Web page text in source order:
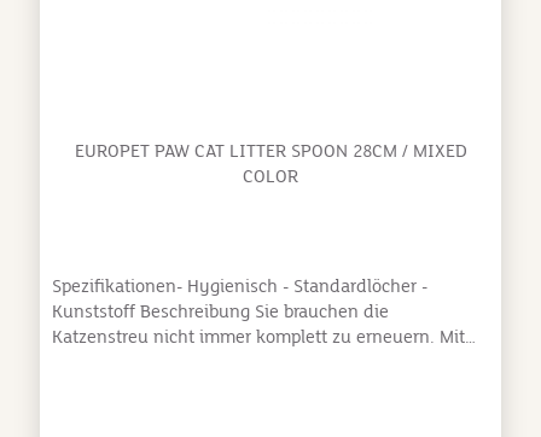
EUROPET PAW CAT LITTER SPOON 28CM / MIXED
COLOR
Spezifikationen- Hygienisch - Standardlöcher -
Kunststoff Beschreibung Sie brauchen die
Katzenstreu nicht immer komplett zu erneuern. Mit